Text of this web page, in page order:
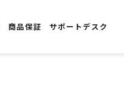
商品保証
サポートデスク